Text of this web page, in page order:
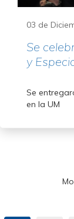
03 de
Se
y
Se
en la UM